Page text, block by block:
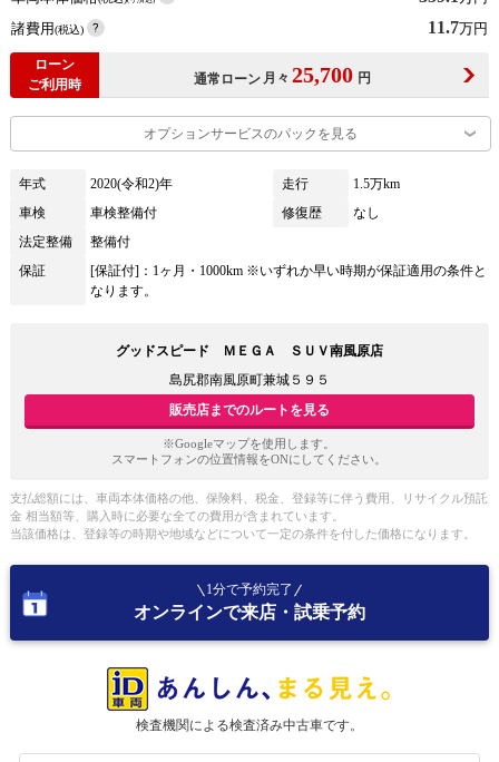
諸費用(税込) 11.7万円
ローン
ご利用時
通常ローン 月々 25,700 円
オプションサービスのパックを見る
年式 2020(令和2)年 走行
1.5万km
車検
車検整備付 修復歴
なし
法定整備
整備付
保証
[保証付]：1ヶ月・1000km ※いずれか早い時期が保証適用の条件と
なります。
グッドスピード ＭＥＧＡ ＳＵＶ南風原店
島尻郡南風原町兼城５９５
販売店までのルートを見る
※Googleマップを使用します。
スマートフォンの位置情報をONにしてください。
支払総額には、車両本体価格の他、保険料、税金、登録等に伴う費用、リサイクル預託
金 相当額等、購入時に必要な全ての費用が含まれています。
当該価格は、登録等の時期や地域などについて一定の条件を付した価格になります。
1分で予約完了
オンラインで来店・試乗予約
検査機関による検査済み中古車です。